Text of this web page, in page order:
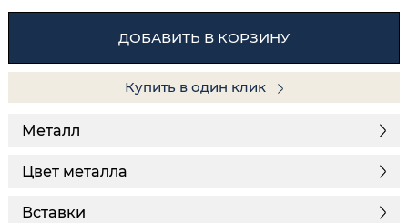
ДОБАВИТЬ В КОРЗИНУ
Купить в один клик
Металл
Цвет металла
Вставки